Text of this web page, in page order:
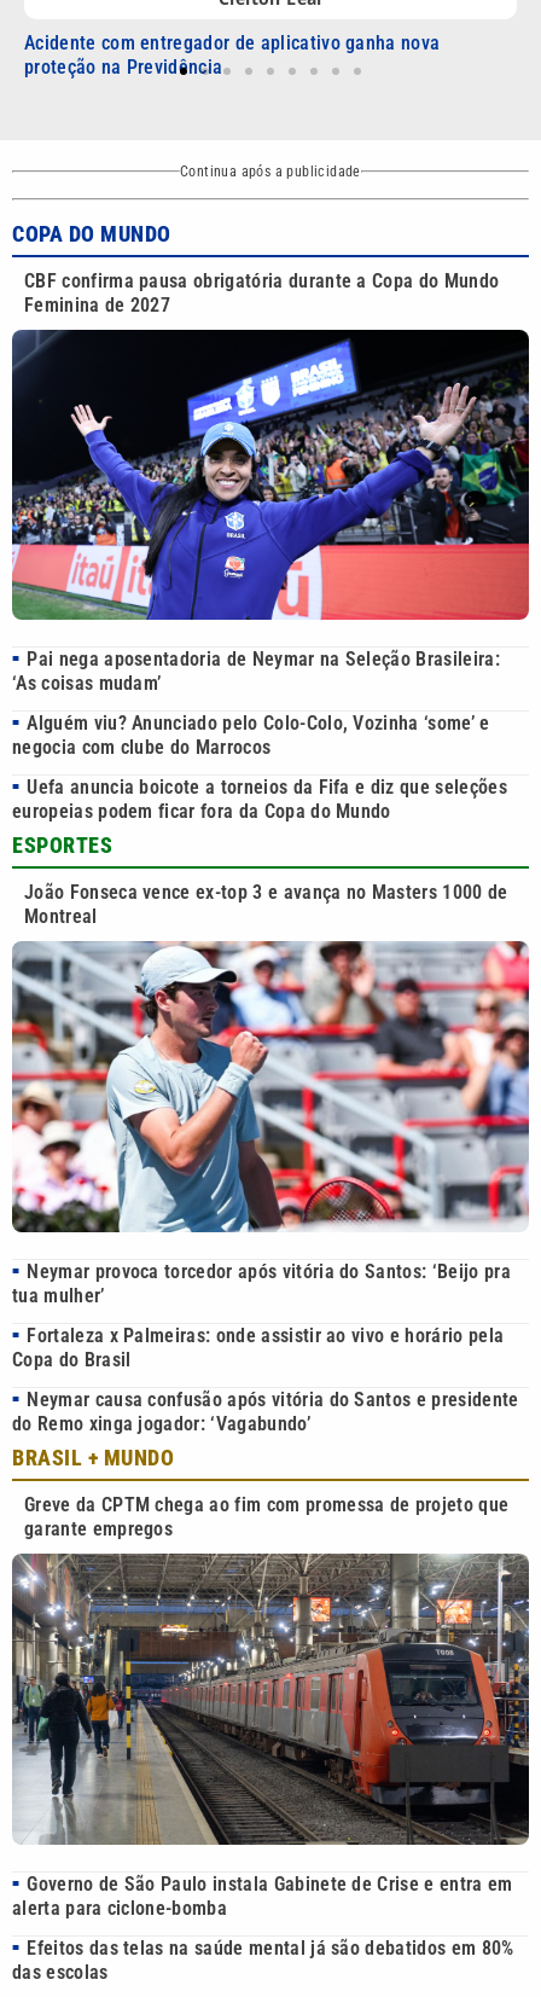
Por que você esquece o que ia dizer no meio da fala?
Continua após a publicidade
COPA DO MUNDO
CBF confirma pausa obrigatória durante a Copa do Mundo
Feminina de 2027
■
Pai nega aposentadoria de Neymar na Seleção Brasileira:
‘As coisas mudam’
■ Alguém viu? Anunciado pelo Colo-Colo, Vozinha ‘some’ e
negocia com clube do Marrocos
■ Uefa anuncia boicote a torneios da Fifa e diz que seleções
europeias podem ficar fora da Copa do Mundo
ESPORTES
João Fonseca vence ex-top 3 e avança no Masters 1000 de
Montreal
■
Neymar provoca torcedor após vitória do Santos: ‘Beijo pra
tua mulher’
■
Fortaleza x Palmeiras: onde assistir ao vivo e horário pela
Copa do Brasil
■
Neymar causa confusão após vitória do Santos e presidente
do Remo xinga jogador: ‘Vagabundo’
BRASIL + MUNDO
Greve da CPTM chega ao fim com promessa de projeto que
garante empregos
■ Governo de São Paulo instala Gabinete de Crise e entra em
alerta para ciclone-bomba
■
Efeitos das telas na saúde mental já são debatidos em 80%
das escolas